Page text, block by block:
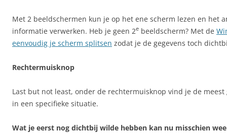
Met 2 beeldschermen kun je op het ene scherm lezen en het
informatie verwerken. Heb je geen 2e beeldscherm? Met de
eenvoudig je scherm splitsen zodat je de gegevens toch
Rechtermuisknop
Last but not least, onder de rechtermuisknop vind je de
in een specifieke situatie.
Wat je eerst nog dichtbij wilde hebben kan nu misschien